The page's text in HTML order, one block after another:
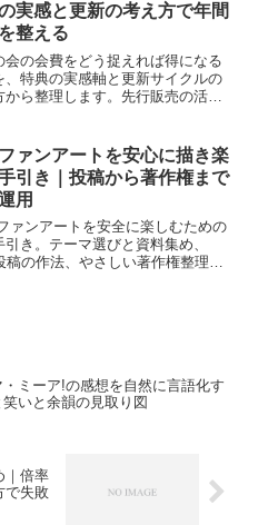
実感と更新の考え方で年間
整える
会の会費をどう捉えれば得になる
、特典の実感軸と更新サイクルの
から整理します。先行販売の活か
ァンアートを安心に描き楽
引き｜投稿から著作権まで
用
ァンアートを安全に楽しむための
引き。テーマ選びと資料集め、
稿の作法、やさしい著作権整理、
・ミーア!の感想を自然に言語化す
笑いと余韻の見取り図
｜倍率
で失敗